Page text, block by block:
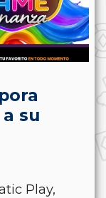
su
Play,